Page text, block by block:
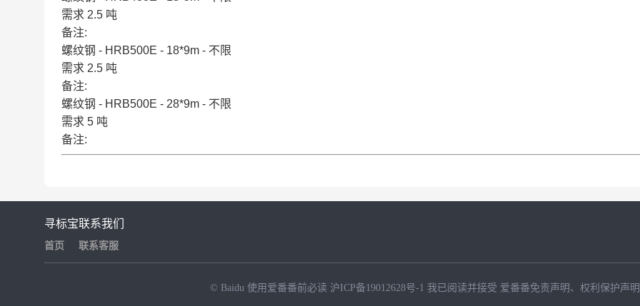
需求 2.5 吨
备注:
螺纹钢 - HRB500E - 18*9m - 不限
需求 2.5 吨
备注:
螺纹钢 - HRB500E - 28*9m - 不限
需求 5 吨
备注:
寻标宝
首页
联系我们
联系客服
© Baidu 使用爱番番前必读 沪ICP备19012628号-1 我已阅读并接受 爱番番免责声明 、 权利保护声明